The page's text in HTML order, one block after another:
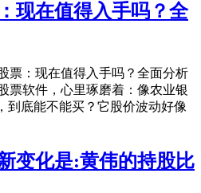
现在值得入手吗？全
票：现在值得入手吗？全面分析
票软件，心里琢磨着：像农业银
到底能不能买？它股价波动好像
变化是:黄伟的持股比